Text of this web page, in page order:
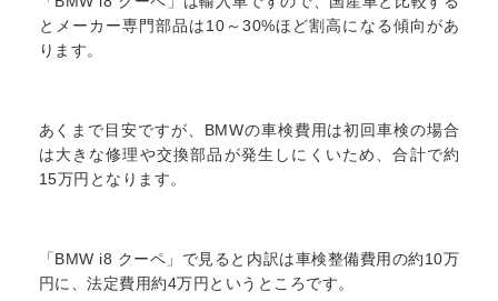
とメーカー専門部品は10～30%ほど割高になる傾向があ
ります。
あくまで目安ですが、BMWの車検費用は初回車検の場合
は大きな修理や交換部品が発生しにくいため、合計で約
15万円となります。
「BMW i8 クーペ」で見ると内訳は車検整備費用の約10万
円に、法定費用約4万円というところです。